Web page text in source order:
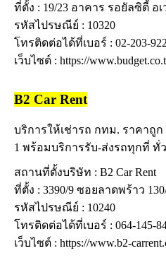
ที่ตั้ง : 19/23 อาคาร รอยัลซิตี้
รหัสไปรษณีย์ : 10320
โทรติดต่อได้ที่เบอร์ : 02-203-
เว็บไซต์ : https://
B2 Car Rent
บริการให้เช่ารถ กทม. ราคาถู
1 พร้อมบริการรับ-ส่งรถทุกที่ ทั่
สถานที่ตั้งบริษัท : B2 Car Rent
ที่ตั้ง : 3390/9 ซอยลาดพร้าว
รหัสไปรษณีย์ : 10240
โทรติดต่อได้ที่เบอร์ : 064-145-
เว็บไซต์ : https://www.b2-